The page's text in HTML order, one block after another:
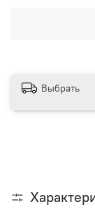
Выбрать